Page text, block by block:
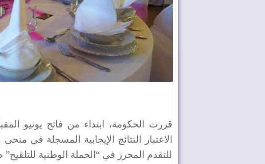
قررت الحكومة، ابتداء من فاتح يونيو
الاعتبار النتائج الإيجابية المسجلة في
للتقدم المحرز في “الحملة الوطنية للتلقيح”